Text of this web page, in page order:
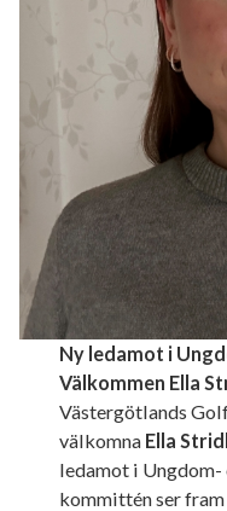
Ny ledamot i
Välkommen Ella
Västergötlands
välkomna Ella
ledamot i
kommittén ser fram